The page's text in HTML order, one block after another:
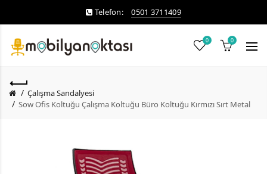
Telefon: 0501 3711409
0 0
Çalışma Sandalyesi
Sow Ofis Koltuğu Çalışma Koltuğu Büro Koltuğu Kırmızı Sırt Metal